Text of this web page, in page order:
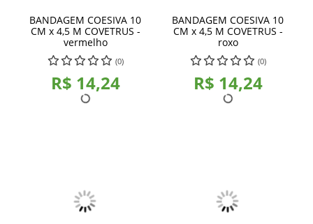
BANDAGEM COESIVA 10
CM x 4,5 M COVETRUS -
vermelho
(0)
R$ 14,24
BANDAGEM COESIVA 10
CM x 4,5 M COVETRUS -
roxo
(0)
R$ 14,24